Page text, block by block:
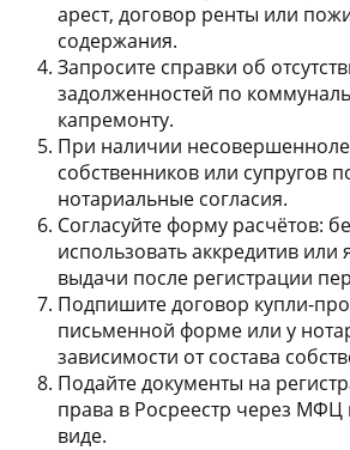
арест, договор ренты или
содержания.
Запросите справки об
задолженностей по
капремонту.
При наличии
собственников или супругов
нотариальные согласия.
Согласуйте форму расчётов:
использовать аккредитив или
выдачи после регистрации
Подпишите договор купли-
письменной форме или у
зависимости от состава
Подайте документы на
права в Росреестр через МФЦ
виде.